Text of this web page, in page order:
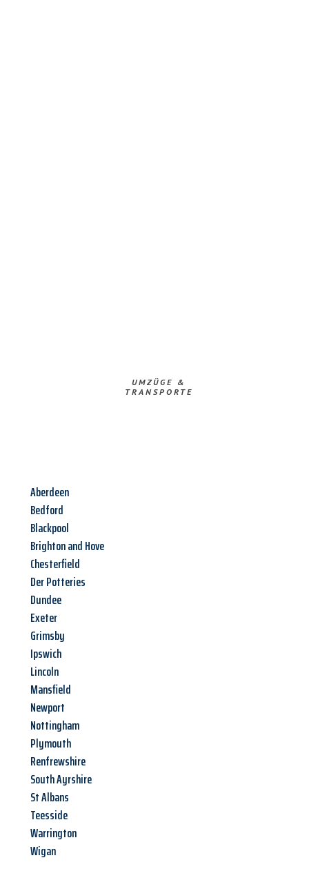
UMZÜGE &
TRANSPORTE
Aberdeen
Bedford
Blackpool
Brighton and Hove
Chesterfield
Der Potteries
Dundee
Exeter
Grimsby
Ipswich
Lincoln
Mansfield
Newport
Nottingham
Plymouth
Renfrewshire
South Ayrshire
St Albans
Teesside
Warrington
Wigan